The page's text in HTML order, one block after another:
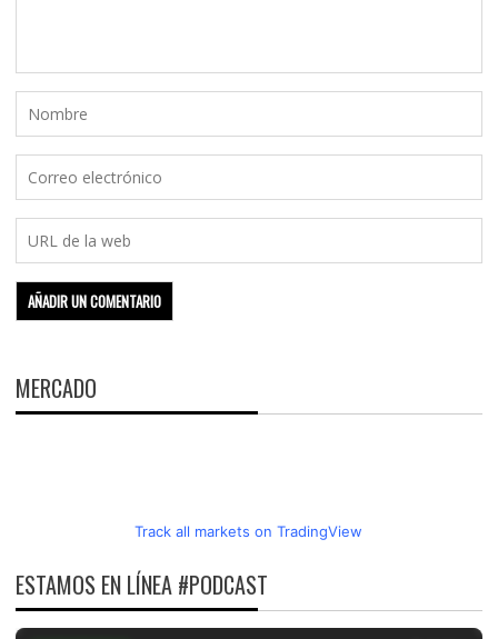
MERCADO
Track all markets on TradingView
ESTAMOS EN LÍNEA #PODCAST